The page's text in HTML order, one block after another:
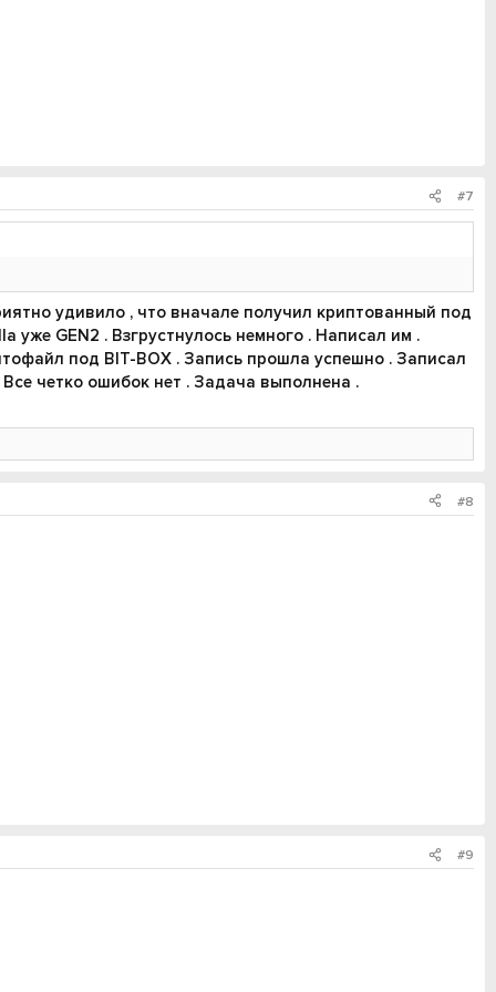
#7
удивило , что вначале получил криптованный под
уже GEN2 . Взгрустнулось немного . Написал им .
под BIT-BOX . Запись прошла успешно . Записал
четко ошибок нет . Задача выполнена .
#8
#9